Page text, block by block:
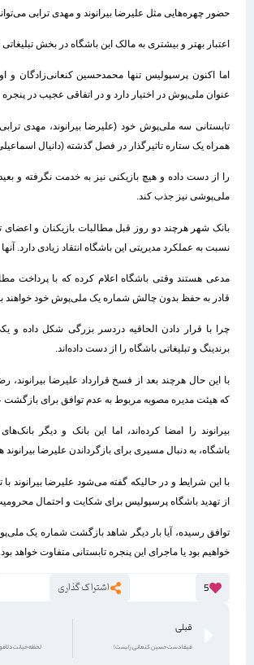
حضور چهره‌هایی مثل علیرضا بیرانوند و مهدی ترابی می‌تواند
اعتبار بهتر و بیشتری به مالک این باشگاه در بخش تبلیغاتی
اما اکنون پرسپولیس تنها محمدحسین کنعانی‌زادگان و
عنوان ملی‌پوش در اختیار دارد و در اتفاقی عجیب در پنجره
تابستانی سه ملی‌پوش خود (علیرضا بیرانوند، مهدی
همراه یک ستاره تاثیرگذار در فصل گذشته (دانیال
را از دست داده و هیچ بازیکنی نیز به خدمت نگرفته و بعید
ملی‌پوشی نیز جذب کند.
بانک شهر هرچند دو روز قبل مطالبات بازیکنان و اعضای
نسبت به عملکرد مدیریتی این باشگاه انتقاد زیادی دارد. آنها
مدعی هستند وقتی باشگاه اعلام کرده که با پرداخت
قادر به حفظ بدون چالش شماره یک ملی‌پوش خود خواهند
چرا با قرار دادن الحاقیه دردسر بزرگی شکل داده و
برندینگ و تبلیغاتی باشگاه را از دست داده‌اند.
با این حال هرچند بعد از فسخ قرارداد علیرضا بیرانوند،
که هیئت مدیره مصوبه مربوط به عدم توافق برای بازگشت
بیرانوند را امضا کرده‌اند، اما این بانک و دیگر
باشگاه، به دنبال مسیری برای بازگرداندن علیرضا بیرانوند
با این شرایط و در حالیکه گفته می‌شود علیرضا بیرانوند با
از تهدید باشگاه پرسپولیس برای شکایت و احتمال محرومیت
توافق رسیده، آیا بار دیگر شاهد بازگشت شماره یک
خواهیم بود یا ماجرای این پنجره تابستانی متفاوت خواهد بود.
5 اشتراک گذاری
قبلی
فیفا دست حسین کنعانی را بست! لحظه‌ خیانت